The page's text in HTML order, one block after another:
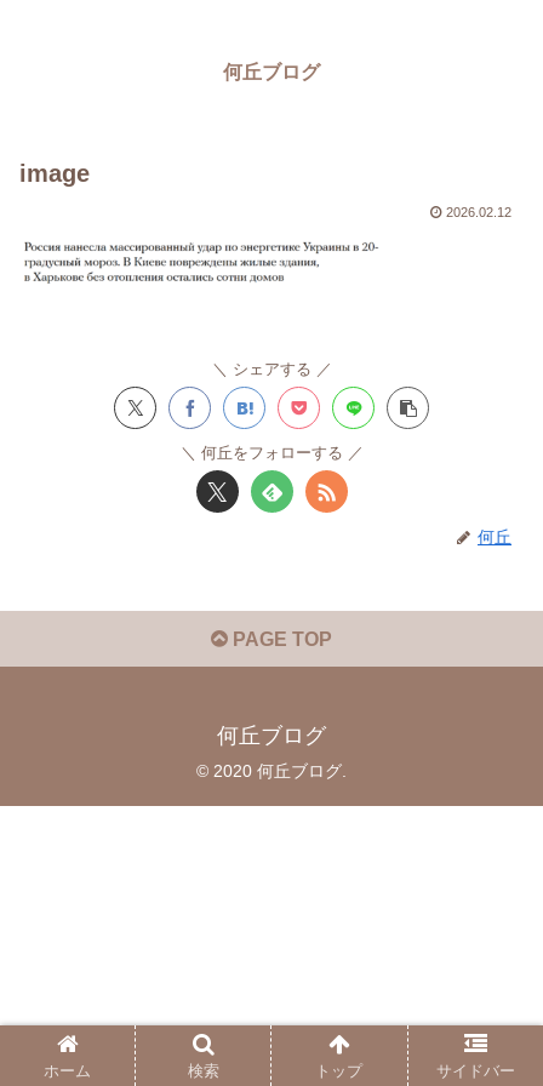
何丘ブログ
image
2026.02.12
シェアする
何丘をフォローする
何丘
PAGE TOP
何丘ブログ
© 2020 何丘ブログ.
ホーム 検索 トップ サイドバー